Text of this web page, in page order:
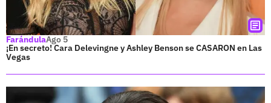
FarándulaAgo 5
¡En secreto! Cara Delevingne y Ashley Benson se CASARON en Las
Vegas